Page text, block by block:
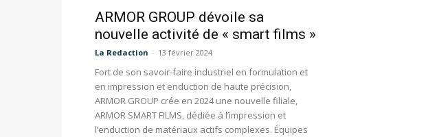
ARMOR GROUP dévoile sa
nouvelle activité de « smart films »
La Redaction - 13 février 2024
Fort de son savoir-faire industriel en formulation et
en impression et enduction de haute précision,
ARMOR GROUP crée en 2024 une nouvelle filiale,
ARMOR SMART FILMS, dédiée à l’impression et
l’enduction de matériaux actifs complexes. Équipes